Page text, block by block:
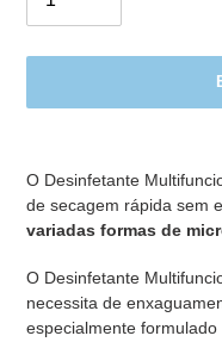
carrinho
O Desinfetante
de secagem rápida sem
variadas formas de
O Desinfetante
necessita de
especialmente